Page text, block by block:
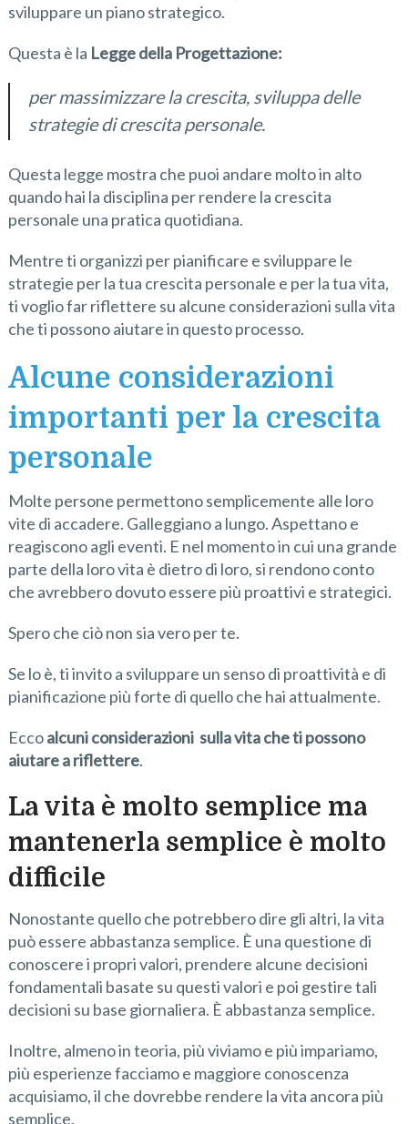
sviluppare un piano strategico.
Questa è la Legge della Progettazione:
per massimizzare la crescita, sviluppa delle
strategie di crescita personale.
Questa legge mostra che puoi andare molto in alto
quando hai la disciplina per rendere la crescita
personale una pratica quotidiana.
Mentre ti organizzi per pianificare e sviluppare le
strategie per la tua crescita personale e per la tua vita,
ti voglio far riflettere su alcune considerazioni sulla vita
che ti possono aiutare in questo processo.
Alcune considerazioni
importanti per la crescita
personale
Molte persone permettono semplicemente alle loro
vite di accadere. Galleggiano a lungo. Aspettano e
reagiscono agli eventi. E nel momento in cui una grande
parte della loro vita è dietro di loro, si rendono conto
che avrebbero dovuto essere più proattivi e strategici.
Spero che ciò non sia vero per te.
Se lo è, ti invito a sviluppare un senso di proattività e di
pianificazione più forte di quello che hai attualmente.
Eccoalcuni considerazioni sulla vita che ti possono
aiutare a riflettere.
La vita è molto semplice ma
mantenerla semplice è molto
difficile
Nonostante quello che potrebbero dire gli altri, la vita
può essere abbastanza semplice. È una questione di
conoscere i propri valori, prendere alcune decisioni
fondamentali basate su questi valori e poi gestire tali
decisioni su base giornaliera. È abbastanza semplice.
Inoltre, almeno in teoria, più viviamo e più impariamo,
più esperienze facciamo e maggiore conoscenza
acquisiamo, il che dovrebbe rendere la vita ancora più
semplice.